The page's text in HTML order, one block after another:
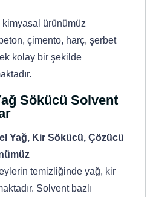
ürünümüz
çimento, harç, şerbet
kolay bir şekilde
Sökücü Solvent
Yağ, Kir Sökücü, Çözücü
temizliğinde yağ, kir
Solvent bazlı